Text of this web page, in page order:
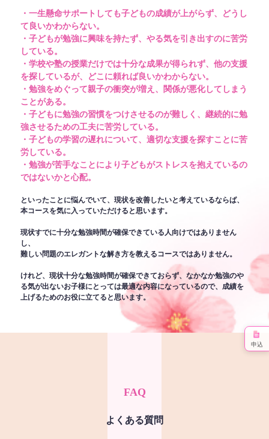
・一生懸命サポートしても子どもの成績が上がらず、どうし
て良いかわからない。
・子どもが勉強に興味を持たず、やる気を引き出すのに苦労
している。
・学校や塾の授業だけでは十分な成果が得られず、他の支援
を探しているが、どこに頼れば良いかわからない。
・勉強をめぐって親子の衝突が増え、関係が悪化してしまう
ことがある。
・子どもに勉強の習慣をつけさせるのが難しく、継続的に勉
強させるための工夫に苦労している。
・子どもの学習の遅れについて、適切な支援を探すことに苦
労している。
・勉強が苦手なことにより子どもがストレスを抱えているの
ではないかと心配。
といったことに悩んでいて、現状を改善したいと考えているならば、
本コースを気に入っていただけると思います。
現状すでに十分な勉強時間が確保できている人向けではありません
し、
難しい問題のエレガントな解き方を教えるコースではありません。
けれど、現状十分な勉強時間が確保できておらず、なかなか勉強のや
る気が出ないお子様にとっては最適な内容になっているので、成績を
上げるためのお役に立てると思います。
FAQ
よくある質問
申込